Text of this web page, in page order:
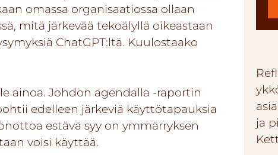
omassa organisaatiossa ollaan
mitä järkevää tekoälyllä oikeastaan
ChatGPT:ltä. Kuulostaako
ainoa. Johdon agendalla -raportin
edelleen järkeviä käyttötapauksia
estävä syy on ymmärryksen
voisi käyttää.
ja